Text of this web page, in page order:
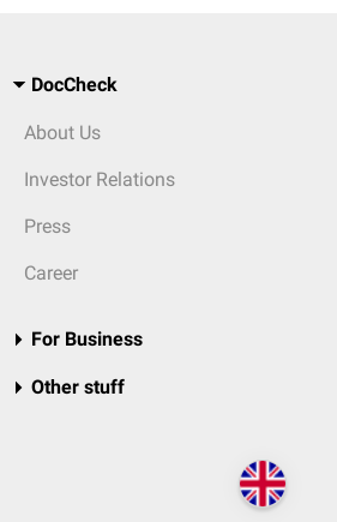
DocCheck
About Us
Investor Relations
Press
Career
For Business
Other stuff